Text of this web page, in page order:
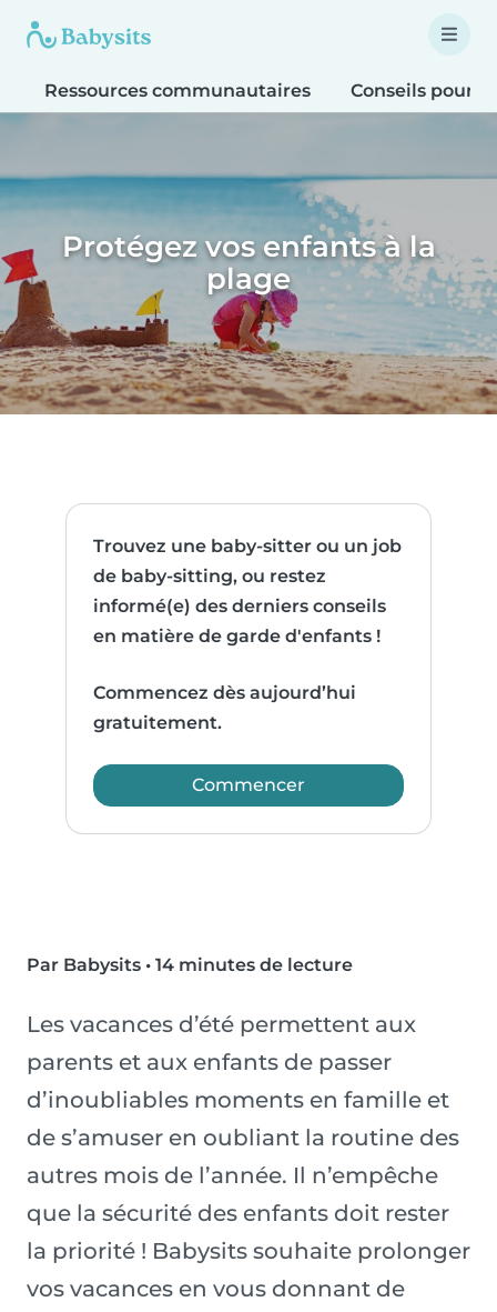
Ressources communautaires Conseils pour
Protégez vos enfants à la
plage
Trouvez une baby-sitter ou un job
de baby-sitting, ou restez
informé(e) des derniers conseils
en matière de garde d'enfants !
Commencez dès aujourd’hui
gratuitement.
Commencer
Par Babysits • 14 minutes de lecture
Les vacances d’été permettent aux
parents et aux enfants de passer
d’inoubliables moments en famille et
de s’amuser en oubliant la routine des
autres mois de l’année. Il n’empêche
que la sécurité des enfants doit rester
la priorité ! Babysits souhaite prolonger
vos vacances en vous donnant de